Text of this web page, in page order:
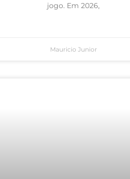
jogo. Em 2026,
Mauricio Junior